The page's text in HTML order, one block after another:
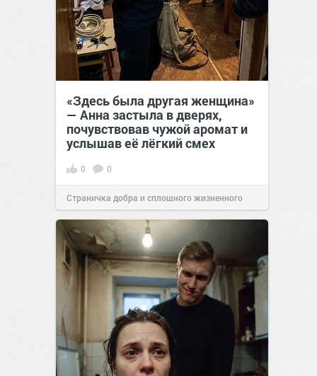
«Здесь была другая женщина»
— Анна застыла в дверях,
почувствовав чужой аромат и
услышав её лёгкий смех
0 0
Страничка добра и сплошного жизненного
позитива!13:38Сегодня